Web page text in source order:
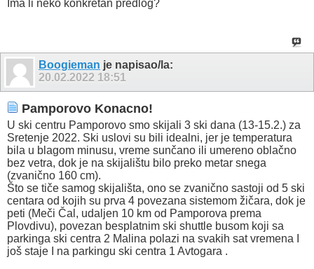
Ima li neko konkretan predlog?
Boogieman je napisao/la:
20.02.2022 18:51
Pamporovo Konacno!
U ski centru Pamporovo smo skijali 3 ski dana (13-15.2.) za
Sretenje 2022. Ski uslovi su bili idealni, jer je temperatura
bila u blagom minusu, vreme sunčano ili umereno oblačno
bez vetra, dok je na skijalištu bilo preko metar snega
(zvanično 160 cm).
Što se tiče samog skijališta, ono se zvanično sastoji od 5 ski
centara od kojih su prva 4 povezana sistemom žičara, dok je
peti (Meči Čal, udaljen 10 km od Pamporova prema
Plovdivu), povezan besplatnim ski shuttle busom koji sa
parkinga ski centra 2 Malina polazi na svakih sat vremena I
još staje I na parkingu ski centra 1 Avtogara .